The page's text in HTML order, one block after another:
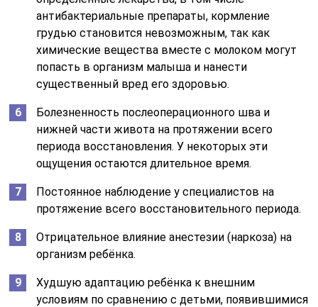
антибактериальные препараты, кормление
грудью становится невозможным, так как
химические вещества вместе с молоком могут
попасть в организм малыша и нанести
существенный вред его здоровью.
Болезненность послеоперационного шва и
нижней части живота на протяжении всего
периода восстановления. У некоторых эти
ощущения остаются длительное время.
Постоянное наблюдение у специалистов на
протяжение всего восстановительного периода.
Отрицательное влияние анестезии (наркоза) на
организм ребёнка.
Худшую адаптацию ребёнка к внешним
условиям по сравнению с детьми, появившимися